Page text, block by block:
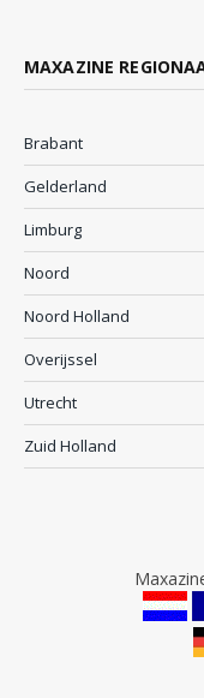
MAXAZINE
Brabant
Gelderland
Limburg
Noord
Noord Holland
Overijssel
Utrecht
Zuid Holland